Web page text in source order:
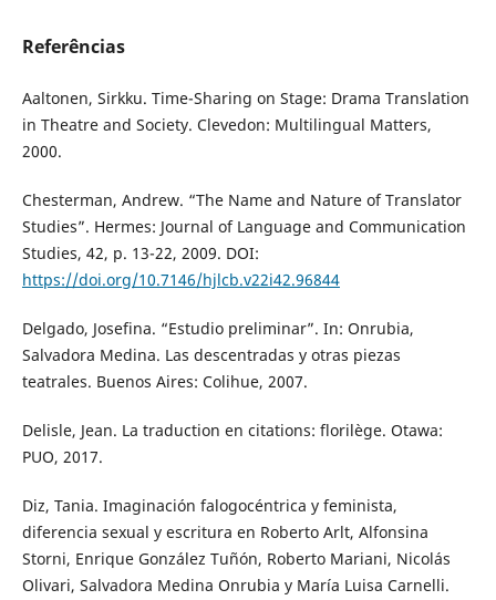
Referências
Aaltonen, Sirkku. Time-Sharing on Stage: Drama Translation
in Theatre and Society. Clevedon: Multilingual Matters,
2000.
Chesterman, Andrew. “The Name and Nature of Translator
Studies”. Hermes: Journal of Language and Communication
Studies, 42, p. 13-22, 2009. DOI:
https://doi.org/10.7146/hjlcb.v22i42.96844
Delgado, Josefina. “Estudio preliminar”. In: Onrubia,
Salvadora Medina. Las descentradas y otras piezas
teatrales. Buenos Aires: Colihue, 2007.
Delisle, Jean. La traduction en citations: florilège. Otawa:
PUO, 2017.
Diz, Tania. Imaginación falogocéntrica y feminista,
diferencia sexual y escritura en Roberto Arlt, Alfonsina
Storni, Enrique González Tuñón, Roberto Mariani, Nicolás
Olivari, Salvadora Medina Onrubia y María Luisa Carnelli.